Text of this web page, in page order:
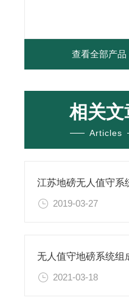
查看全部产品
相关文
Articles
江苏地磅无人值守系
2019-03-27
无人值守地磅系统组
2021-03-18